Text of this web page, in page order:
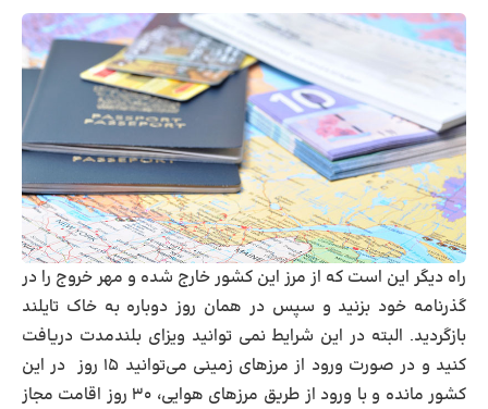
راه دیگر این است که از مرز این کشور خارج ‌شده و مهر خروج را در
گذرنامه خود بزنید و سپس در همان روز دوباره به خاک تایلند
بازگردید. البته در این شرایط نمی‌ توانید ویزای بلندمدت دریافت
کنید و در صورت ورود از مرزهای زمینی می‌توانید ۱۵ روز در این
کشور ‌مانده و با ورود از طریق مرزهای هوایی، ۳۰ روز اقامت مجاز